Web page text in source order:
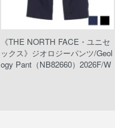
《THE NORTH FACE・ユニセ
ックス》ジオロジーパンツ/Geol
ogy Pant（NB82660）2026F/W